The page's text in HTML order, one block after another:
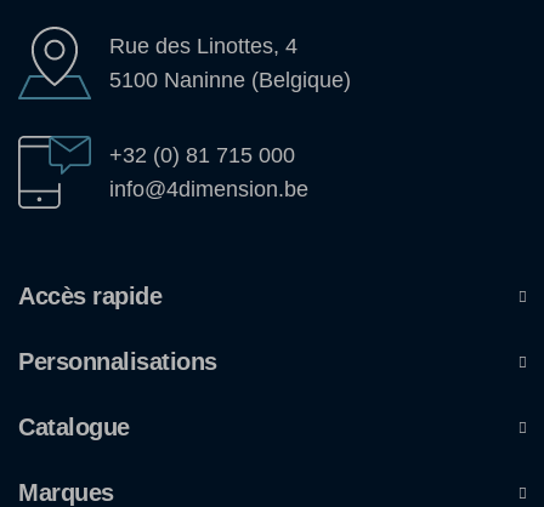
Rue des Linottes, 4
5100 Naninne (Belgique)
+32 (0) 81 715 000
info@4dimension.be
Accès rapide
Personnalisations
Catalogue
Marques